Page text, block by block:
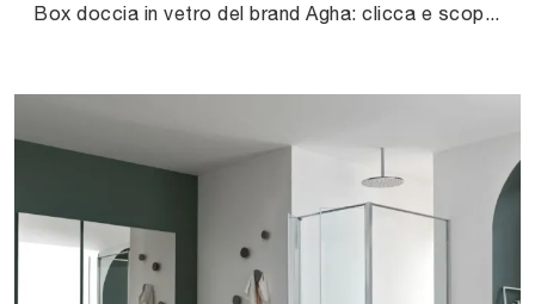
Box doccia in vetro del brand Agha: clicca e scopri l'arredo bagno moderno Selfie per il bagno di casa.